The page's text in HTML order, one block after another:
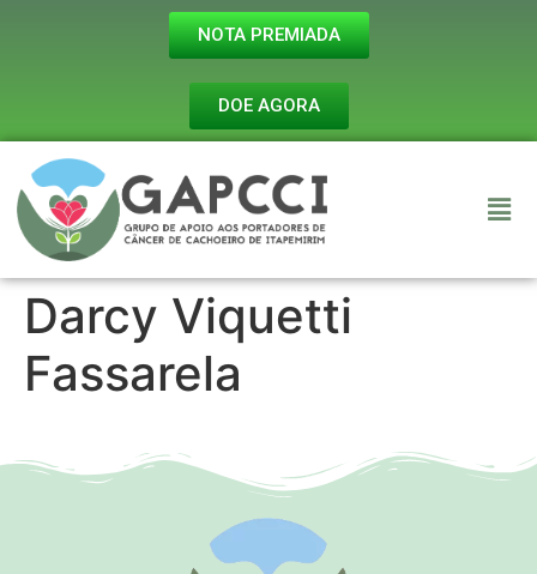
NOTA PREMIADA
DOE AGORA
Darcy Viquetti
Fassarela